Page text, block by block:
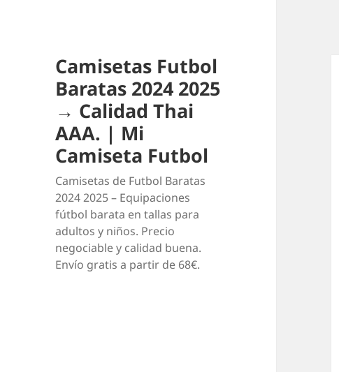
Camisetas Futbol
Baratas 2024 2025
→ Calidad Thai
AAA. | Mi
Camiseta Futbol
Camisetas de Futbol Baratas
2024 2025 – Equipaciones
fútbol barata en tallas para
adultos y niños. Precio
negociable y calidad buena.
Envío gratis a partir de 68€.